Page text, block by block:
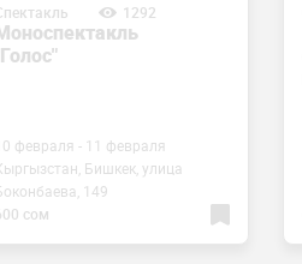
1292
февраля - 11 февраля
Бишкек, улица
149
сом